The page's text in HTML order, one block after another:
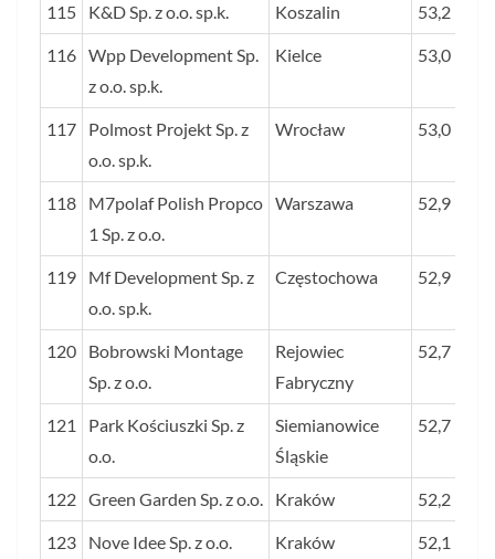
115 K&D Sp. z o.o. sp.k. Koszalin 53,2
116 Wpp Development Sp.
z o.o. sp.k.
Kielce 53,0
117
Polmost Projekt Sp. z
o.o. sp.k.
Wrocław 53,0
118
M7polaf Polish Propco
1 Sp. z o.o.
Warszawa 52,9
119
Mf Development Sp. z
o.o. sp.k.
Częstochowa 52,9
120
Bobrowski Montage
Sp. z o.o.
Rejowiec
Fabryczny
52,7
121
Park Kościuszki Sp. z
o.o.
Siemianowice
Śląskie
52,7
122 Green Garden Sp. z o.o. Kraków 52,2
123 Nove Idee Sp. z o.o. Kraków 52,1